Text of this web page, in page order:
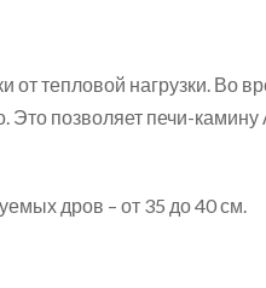
тепловой нагрузки. Во
Это позволяет печи-
дров – от 35 до 40 см.